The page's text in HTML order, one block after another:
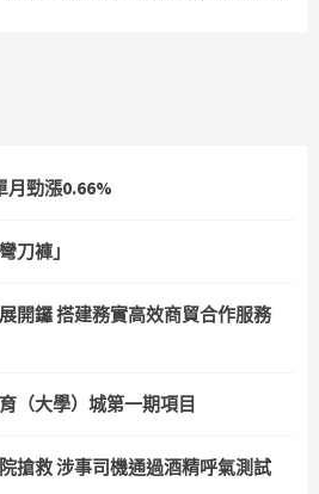
月勁漲0.66%
刀褲」
開鑼 搭建務實高效商貿合作服務
（大學）城第一期項目
搶救 涉事司機通過酒精呼氣測試